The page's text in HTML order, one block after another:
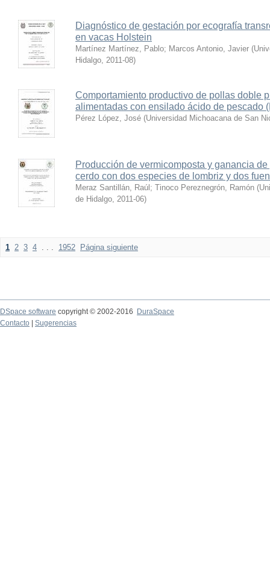
Diagnóstico de gestación por ecografía
en vacas Holstein
Martínez Martínez, Pablo; Marcos Antonio, Javier (
Hidalgo, 2011-08)
Comportamiento productivo de pollas doble
alimentadas con ensilado ácido de pescado
Pérez López, José (Universidad Michoacana de San
Producción de vermicomposta y ganancia
cerdo con dos especies de lombriz y dos
Meraz Santillán, Raúl ; Tinoco Pereznegrón, Ramón (
de Hidalgo, 2011-06)
1 2 3 4 . . . 1952 Página siguiente
DSpace software copyright © 2002-2016
DuraSpace
Contacto
Sugerencias